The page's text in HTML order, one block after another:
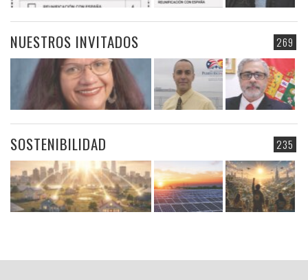
269
NUESTROS INVITADOS
235
SOSTENIBILIDAD